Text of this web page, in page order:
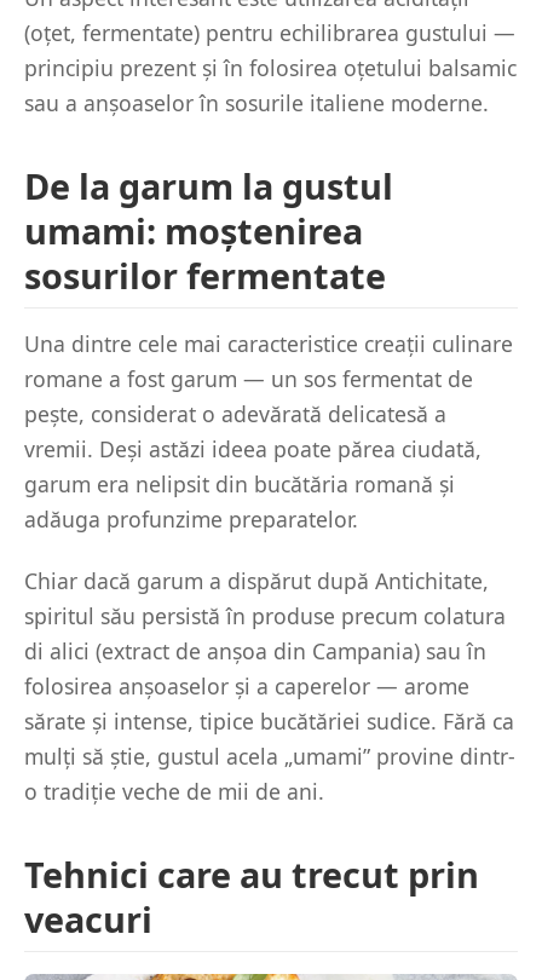
(oțet, fermentate) pentru echilibrarea gustului —
principiu prezent și în folosirea oțetului balsamic
sau a anșoaselor în sosurile italiene moderne.
De la garum la gustul
umami: moștenirea
sosurilor fermentate
Una dintre cele mai caracteristice creații culinare
romane a fost garum — un sos fermentat de
pește, considerat o adevărată delicatesă a
vremii. Deși astăzi ideea poate părea ciudată,
garum era nelipsit din bucătăria romană și
adăuga profunzime preparatelor.
Chiar dacă garum a dispărut după Antichitate,
spiritul său persistă în produse precum colatura
di alici (extract de anșoa din Campania) sau în
folosirea anșoaselor și a caperelor — arome
sărate și intense, tipice bucătăriei sudice. Fără ca
mulți să știe, gustul acela „umami” provine dintr-
o tradiție veche de mii de ani.
Tehnici care au trecut prin
veacuri